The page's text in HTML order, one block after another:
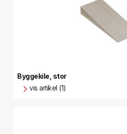
Byggekile, stor
vis artikel (1)